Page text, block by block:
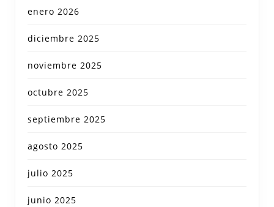
enero 2026
diciembre 2025
noviembre 2025
octubre 2025
septiembre 2025
agosto 2025
julio 2025
junio 2025